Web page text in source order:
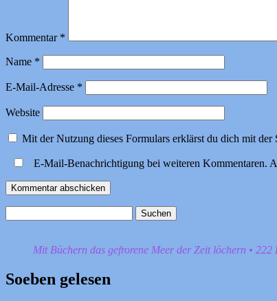
Kommentar *
Name *
E-Mail-Adresse *
Website
Mit der Nutzung dieses Formulars erklärst du dich mit der
E-Mail-Benachrichtigung bei weiteren Kommentaren.
nach:
Mit Büchern das gefrorene Meer der Zeit löchern •
Soeben gelesen